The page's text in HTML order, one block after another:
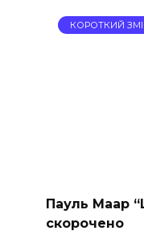
КОРОТКИЙ
Пауль Маар
скорочено